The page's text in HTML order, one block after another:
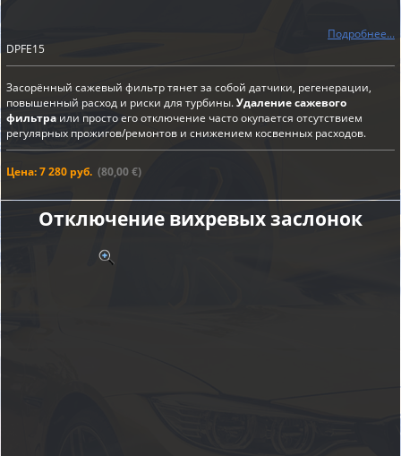
Подробнее...
DPFE15
Засорённый сажевый фильтр тянет за собой датчики, регенерации,
повышенный расход и риски для турбины.Удаление сажевого
фильтра или просто его отключение часто окупается отсутствием
регулярных прожигов/ремонтов и снижением косвенных расходов.
Цена: 7 280 руб. (80,00 €)
Отключение вихревых заслонок